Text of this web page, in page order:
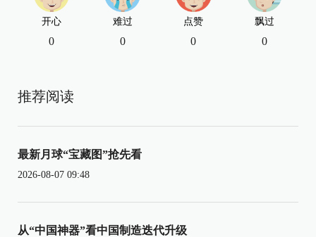
开心
0
难过
0
点赞
0
飘过
0
推荐阅读
最新月球“宝藏图”抢先看
2026-08-07 09:48
从“中国神器”看中国制造迭代升级